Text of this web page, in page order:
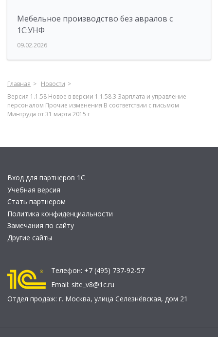
Мебельное производство без авралов с
1С:УНФ
09.02.2026
Главная
Новости
Версия 1.1.58 Новое в версии 1.1.58.3 Зарплата и управление
персоналом Прочие изменения В соответствии с письмом
Минтруда от 31 марта 2015 г
Вход для партнеров 1С
Учебная версия
Стать партнером
Политика конфиденциальности
Замечания по сайту
Другие сайты
Телефон: +7 (495) 737-92-57
Email: site_v8@1c.ru
Отдел продаж: г. Москва, улица Селезнёвская, дом 21